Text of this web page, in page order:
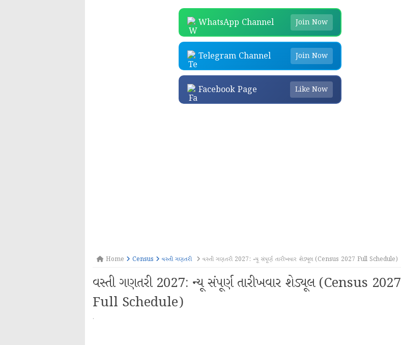
WhatsApp Channel Join Now
Telegram Channel Join Now
Facebook Page Like Now
Home Census વસ્તી ગણતરી વસ્તી ગણતરી 2027: ન્યૂ સંપૂર્ણ તારીખવાર શેડ્યૂલ (Census 2027 Full Schedule)
વસ્તી ગણતરી 2027: ન્યૂ સંપૂર્ણ તારીખવાર શેડ્યૂલ (Census 2027
Full Schedule)
·